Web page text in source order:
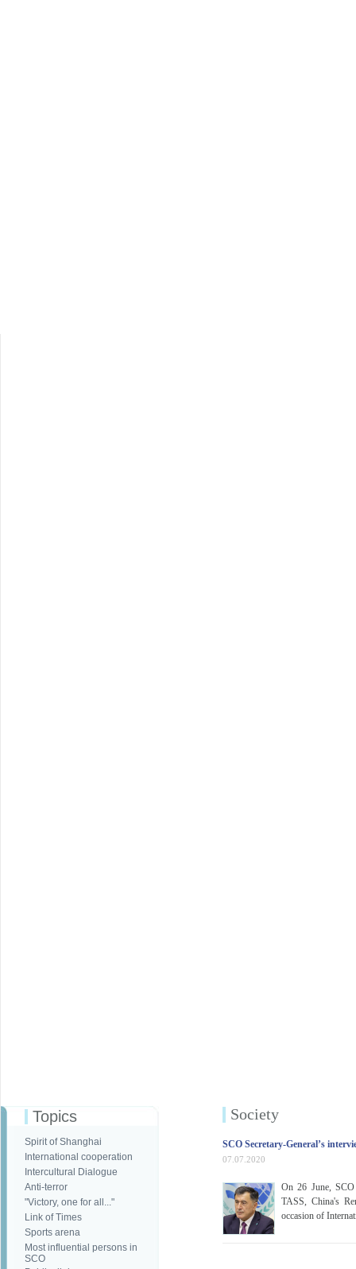
Topics
Spirit of Shanghai
International cooperation
Intercultural Dialogue
Anti-terror
"Victory, one for all..."
Link of Times
Sports arena
Most influential persons in
SCO
Society
SCO Secretary-General’s
07.07.2020
On 26 June,
TASS, China's
occasion of